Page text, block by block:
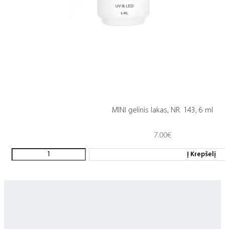
MINI gelinis lakas, NR. 143, 6 ml
7.00€
Į Krepšelį